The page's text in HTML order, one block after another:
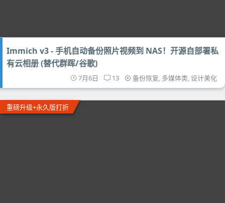
Immich v3 - 手机自动备份照片视频到 NAS！开源自部署私
有云相册 (替代群晖/谷歌)
7月6日 13 备份恢复, 多媒体类,设计美化
重磅升级+永久版打折